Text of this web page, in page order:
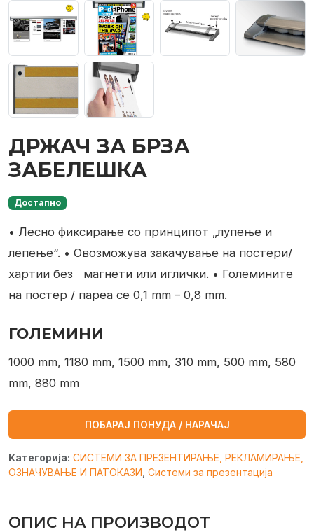
ДРЖАЧ ЗА БРЗА
ЗАБЕЛЕШКА
Достапно
• Лесно фиксирање со принципот „лупење и
лепење“. • Овозможува закачување на постери/
хартии без
магнети или иглички. • Големините
на постер / пареа се 0,1 mm – 0,8 mm.
ГОЛЕМИНИ
1000 mm, 1180 mm, 1500 mm, 310 mm, 500 mm, 580
mm, 880 mm
ПОБАРАЈ ПОНУДА / НАРАЧАЈ
Категорија: СИСТЕМИ ЗА ПРЕЗЕНТИРАЊЕ, РЕКЛАМИРАЊЕ,
ОЗНАЧУВАЊЕ И ПАТОКАЗИ Системи за презентација
ОПИС НА ПРОИЗВОДОТ